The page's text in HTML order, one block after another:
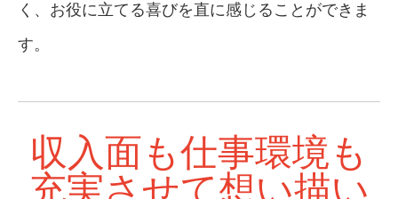
く、お役に立てる喜びを直に感じることができま
す。
収入面も仕事環境も
充実させて想い描い